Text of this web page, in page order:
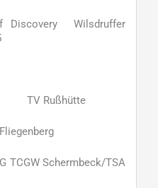
Wilsdruffer
Schermbeck/TSA